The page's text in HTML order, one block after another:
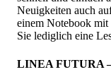
Neuigkeiten auch
einem Notebook mit
Sie lediglich eine
LINEA FUTURA